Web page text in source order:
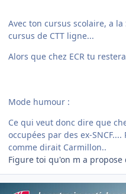
Avec ton cursus scolaire, a
cursus de CTT ligne...
Alors que chez ECR tu
Mode humour :
Ce qui veut donc dire que
occupées par des ex-
comme dirait Carmillon..
Figure toi qu'on m a propose